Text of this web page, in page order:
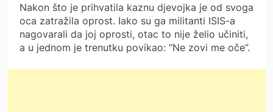
Nakon što je prihvatila kaznu djevojka je od svoga
oca zatražila oprost. Iako su ga militanti ISIS-a
nagovarali da joj oprosti, otac to nije želio učiniti,
a u jednom je trenutku povikao: “Ne zovi me oče”.